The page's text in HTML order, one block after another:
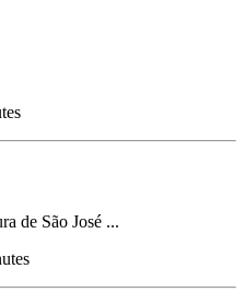
de São José ...